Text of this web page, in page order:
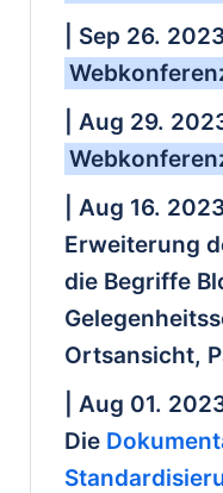
| Sep 26.
| Aug 29.
| Aug 16.
Erweiterung
die Begriffe
Ortsansicht,
| Aug 01.
Die